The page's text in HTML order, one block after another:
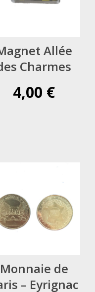
Allée
Charmes
4,00 €
Monnaie de
– Eyrignac